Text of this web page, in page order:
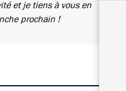
et je tiens à vous en
prochain !